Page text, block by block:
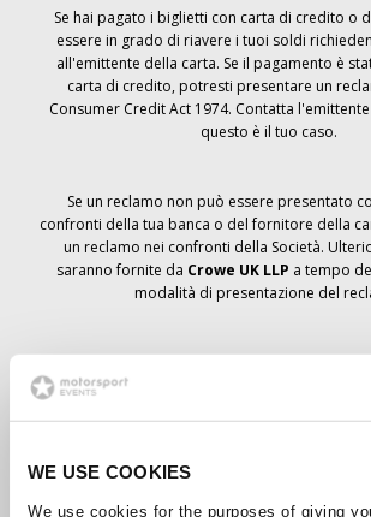
WE USE COOKIES
We use cookies for the purposes of giving
Se hai pagato i biglietti con carta di credito o
essere in grado di riavere i tuoi soldi
all'emittente della carta. Se il pagamento è
carta di credito, potresti presentare un
Consumer Credit Act 1974. Contatta
questo è il tuo caso.
Se un reclamo non può essere presentato
confronti della tua banca o del fornitore della
un reclamo nei confronti della Società.
saranno fornite da Crowe UK LLP a tempo
modalità di presentazione del
del biglietto, la prenotazione non è stata
che riceverai i biglietti ordinati a tempo debito.